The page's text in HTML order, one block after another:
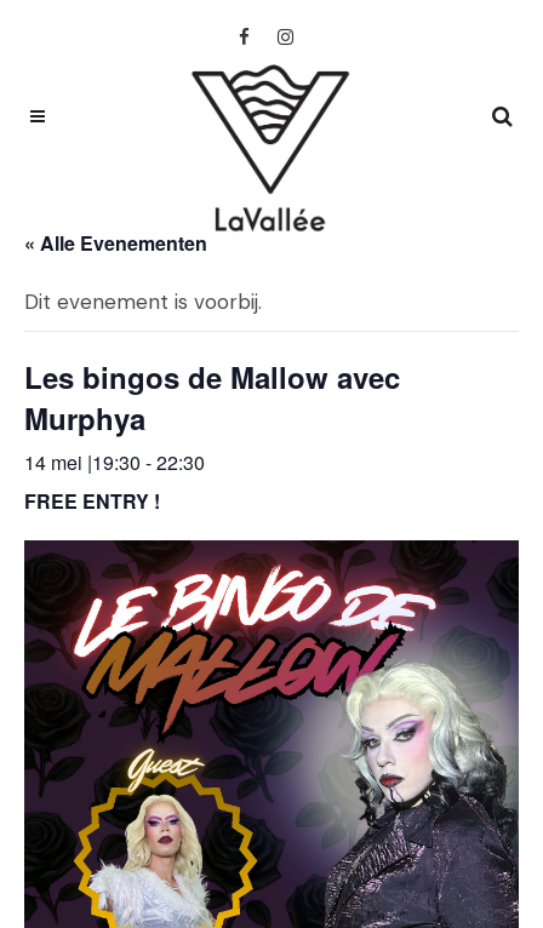
« Alle Evenementen
Dit evenement is voorbij.
Les bingos de Mallow avec
Murphya
14 mei |19:30 -22:30
FREE ENTRY !